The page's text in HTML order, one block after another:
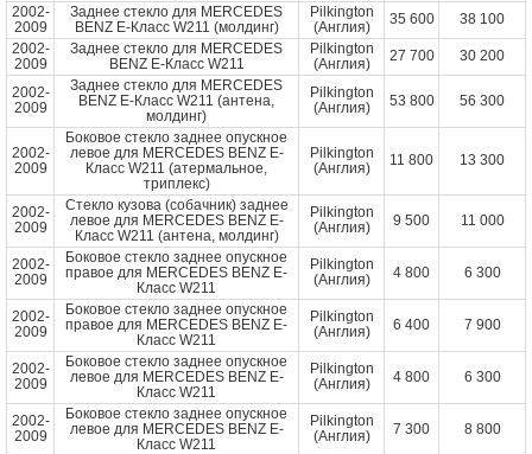
2002-
2009
Заднее стекло для MERCEDES
BENZ E-Класс W211 (молдинг)
Pilkington
(Англия)
35 600
38 100
2002-
2009
Заднее стекло для MERCEDES
BENZ E-Класс W211
Pilkington
(Англия)
27 700 30 200
2002-
2009
Заднее стекло для MERCEDES
BENZ E-Класс W211 (антена,
молдинг)
Pilkington
(Англия)
53 800 56 300
2002-
2009
Боковое стекло заднее опускное
левое для MERCEDES BENZ E-
Класс W211 (атермальное,
триплекс)
Pilkington
(Англия)
11 800 13 300
2002-
2009
Стекло кузова (собачник) заднее
левое для MERCEDES BENZ E-
Класс W211 (антена, молдинг)
Pilkington
(Англия)
9 500 11 000
2002-
2009
Боковое стекло заднее опускное
правое для MERCEDES BENZ E-
Класс W211
Pilkington
(Англия)
4 800 6 300
2002-
2009
Боковое стекло заднее опускное
правое для MERCEDES BENZ E-
Класс W211
Pilkington
(Англия)
6 400 7 900
2002-
2009
Боковое стекло заднее опускное
левое для MERCEDES BENZ E-
Класс W211
Pilkington
(Англия)
4 800 6 300
2002-
2009
Боковое стекло заднее опускное
левое для MERCEDES BENZ E-
Класс W211
Pilkington
(Англия)
7 300 8 800